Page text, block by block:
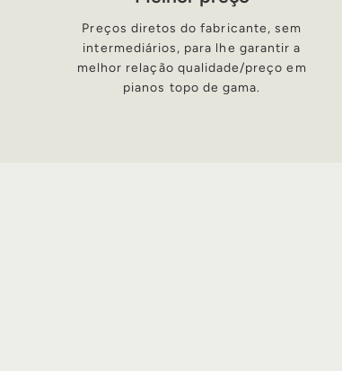
Preços diretos do fabricante, sem
intermediários, para lhe garantir a
melhor relação qualidade/preço em
pianos topo de gama.